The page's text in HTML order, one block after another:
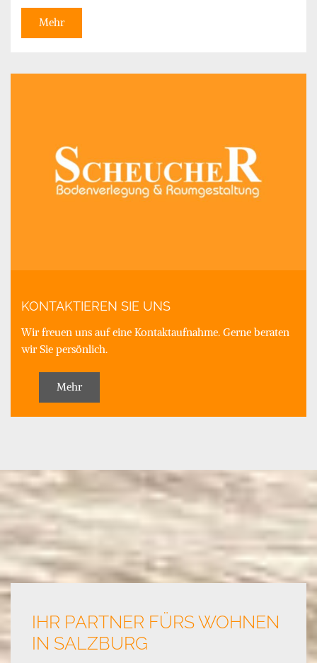
Mehr
KONTAKTIEREN SIE UNS
Wir freuen uns auf eine Kontaktaufnahme. Gerne beraten
wir Sie persönlich.
Mehr
IHR PARTNER FÜRS WOHNEN
IN SALZBURG